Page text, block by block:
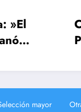
de la
y
mayor